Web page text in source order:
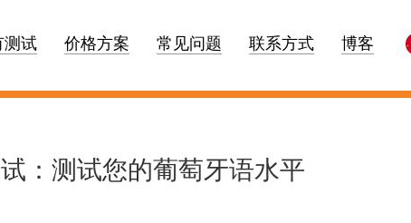
测试 价格方案 常见问题 联系方式 博客
：测试您的葡萄牙语水平